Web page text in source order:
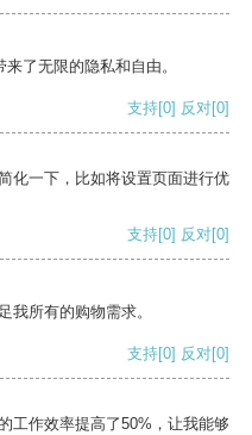
了无限的隐私和自由。
支持[0] 反对[0]
化一下，比如将设置页面进行优
支持[0] 反对[0]
我所有的购物需求。
支持[0] 反对[0]
工作效率提高了50%，让我能够